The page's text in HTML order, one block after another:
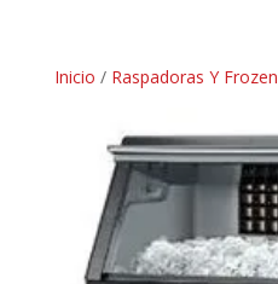
Inicio / Raspadoras Y Frozen